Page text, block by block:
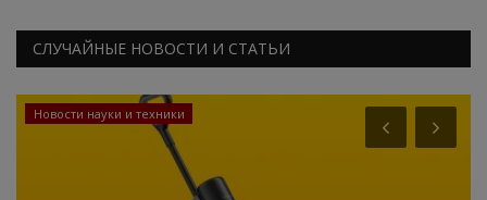
СЛУЧАЙНЫЕ НОВОСТИ И СТАТЬИ
Новости науки и техники